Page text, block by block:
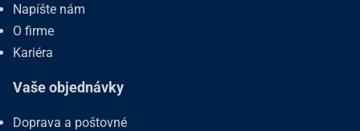
Napíšte nám
O firme
Kariéra
Vaše objednávky
Doprava a poštovné